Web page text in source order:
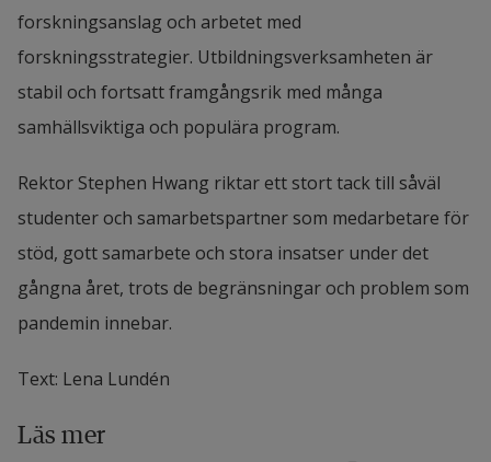
forskningsanslag och arbetet med
forskningsstrategier. Utbildningsverksamheten är
stabil och fortsatt framgångsrik med många
samhällsviktiga och populära program.
Rektor Stephen Hwang riktar ett stort tack till såväl
studenter och samarbetspartner som medarbetare för
stöd, gott samarbete och stora insatser under det
gångna året, trots de begränsningar och problem som
pandemin innebar.
Text: Lena Lundén
Läs mer